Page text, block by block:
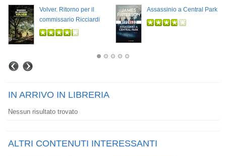
Volver. Ritorno per il
commissario Ricciardi
Assassinio a Central Park
IN ARRIVO IN LIBRERIA
Nessun risultato trovato
ALTRI CONTENUTI INTERESSANTI